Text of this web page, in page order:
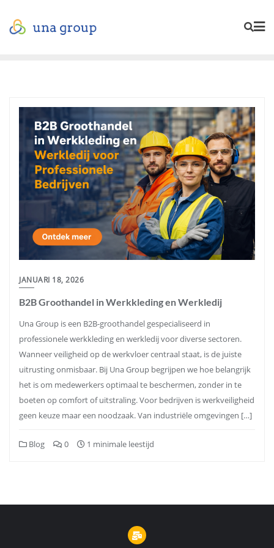
JANUARI 18, 2026
B2B Groothandel in Werkkleding en Werkledij
Una Group is een B2B-groothandel gespecialiseerd in
professionele werkkleding en werkledij voor diverse sectoren.
Wanneer veiligheid op de werkvloer centraal staat, is de juiste
uitrusting onmisbaar. Bij Una Group begrijpen we hoe belangrijk
het is om medewerkers optimaal te beschermen, zonder in te
boeten op comfort of uitstraling. Voor bedrijven is werkveiligheid
geen keuze maar een noodzaak. Van industriële omgevingen […]
Blog 0 1 minimale leestijd